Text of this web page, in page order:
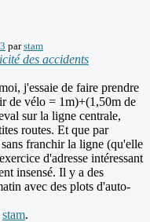
parstam
des accidents
j'essaie de faire prendre
de vélo = 1m)+(1,50m de
sur la ligne centrale,
routes. Et que par
franchir la ligne (qu'elle
d'adresse intéressant
insensé. Il y a des
avec des plots d'auto-
stam.